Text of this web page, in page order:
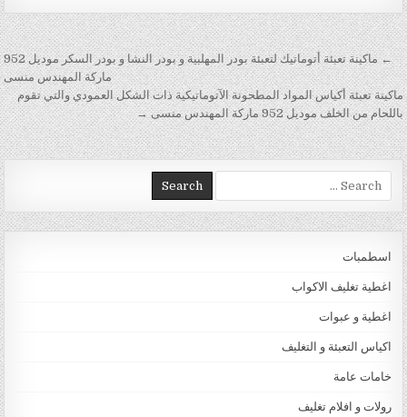
تصفّح المقالات
← ماكينة تعبئة أتوماتيك لتعبئة بودر المهلبية و بودر النشا و بودر السكر موديل 952
ماركة المهندس منسى
ماكينة تعبئة أكياس المواد المطحونة الآتوماتيكية ذات الشكل العمودي والتي تقوم
باللحام من الخلف موديل 952 ماركة المهندس منسى →
Search for:
اسطمبات
اغطية تغليف الاكواب
اغطية و عبوات
اكياس التعبئة و التغليف
خامات عامة
رولات و افلام تغليف